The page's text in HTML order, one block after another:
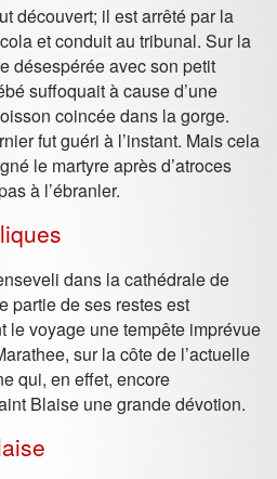
découvert; il est arrêté par la
et conduit au tribunal. Sur la
désespérée avec son petit
suffoquait à cause d’une
coincée dans la gorge.
fut guéri à l’instant. Mais cela
le martyre après d’atroces
à l’ébranler.
dans la cathédrale de
partie de ses restes est
le voyage une tempête imprévue
sur la côte de l’actuelle
qui, en effet, encore
Blaise une grande dévotion.